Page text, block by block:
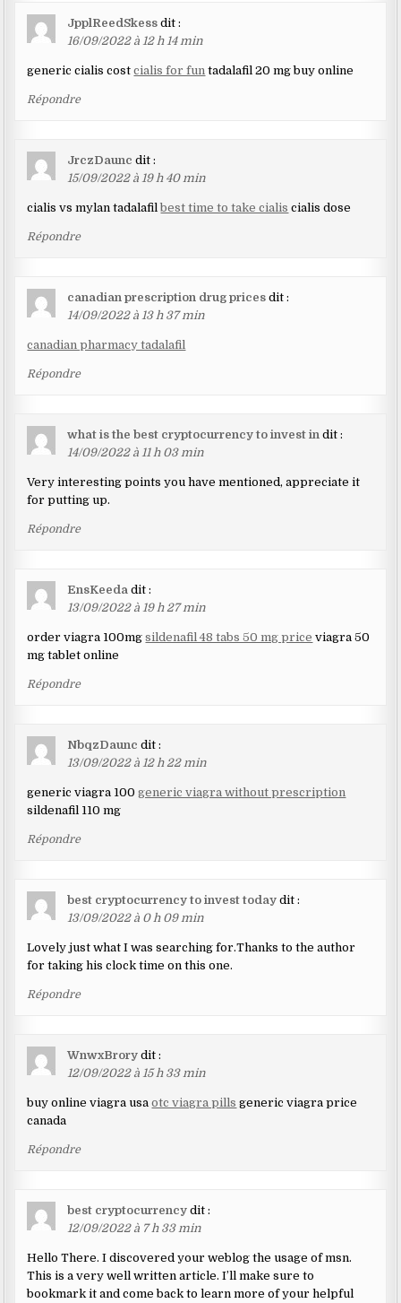
JpplReedSkess dit :
16/09/2022 à 12 h 14 min
generic cialis costcialis for fun tadalafil 20 mg buy online
Répondre
JrczDaunc dit :
15/09/2022 à 19 h 40 min
cialis vs mylan tadalafilbest time to take cialis cialis dose
Répondre
canadian prescription drug prices dit :
14/09/2022 à 13 h 37 min
canadian pharmacy tadalafil
Répondre
what is the best cryptocurrency to invest in dit :
14/09/2022 à 11 h 03 min
Very interesting points you have mentioned, appreciate it
for putting up.
Répondre
EnsKeeda dit :
13/09/2022 à 19 h 27 min
order viagra 100mgsildenafil 48 tabs 50 mg price viagra 50
mg tablet online
Répondre
NbqzDaunc dit :
13/09/2022 à 12 h 22 min
generic viagra 100generic viagra without prescription
sildenafil 110 mg
Répondre
best cryptocurrency to invest today dit :
13/09/2022 à 0 h 09 min
Lovely just what I was searching for.Thanks to the author
for taking his clock time on this one.
Répondre
WnwxBrory dit :
12/09/2022 à 15 h 33 min
buy online viagra usaotc viagra pills generic viagra price
canada
Répondre
best cryptocurrency dit :
12/09/2022 à 7 h 33 min
Hello There. I discovered your weblog the usage of msn.
This is a very well written article. I’ll make sure to
bookmark it and come back to learn more of your helpful